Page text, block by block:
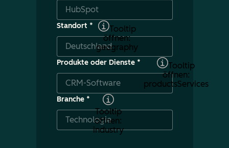
Standort *
Tooltip
öffnen:
geography
Produkte oder Dienste*
Tooltip
öffnen:
productsServices
Branche*
Tooltip
öffnen:
industry